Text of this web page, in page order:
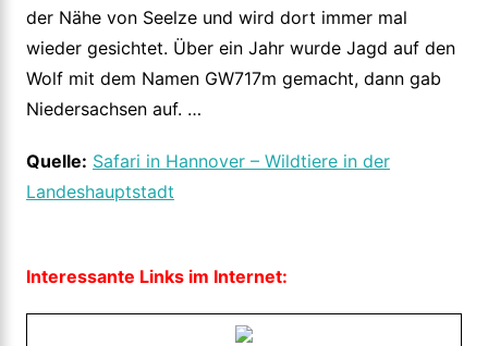
der Nähe von Seelze und wird dort immer mal
wieder gesichtet. Über ein Jahr wurde Jagd auf den
Wolf mit dem Namen GW717m gemacht, dann gab
Niedersachsen auf. …
Quelle: Safari in Hannover – Wildtiere in der
Landeshauptstadt
Interessante Links im Internet: